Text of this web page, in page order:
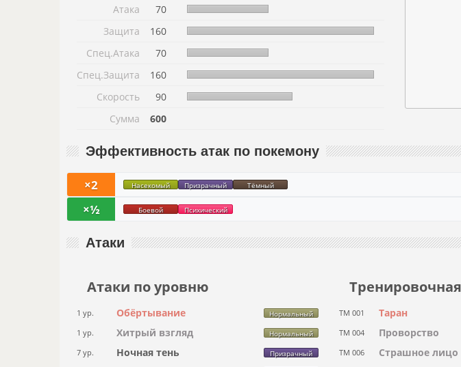
Атака
70
Защита
160
Спец.Атака
70
Спец.Защита
160
Скорость
90
Сумма
600
Эффективность атак по покемону
×2 Насекомый Призрачный Тёмный
×½ Боевой Психический
Атаки
Атаки по уровню
1 ур. Обёртывание Нормальный
1 ур. Хитрый взгляд Нормальный
7 ур. Ночная тень Призрачный
ТМ 001 Таран
ТМ 004 Проворство
ТМ 006 Страшное лицо